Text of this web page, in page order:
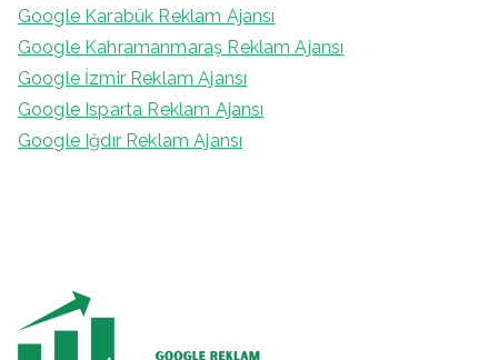
Google Karabük Reklam Ajansı
Google Kahramanmaraş Reklam Ajansı
Google İzmir Reklam Ajansı
Google Isparta Reklam Ajansı
Google Iğdır Reklam Ajansı